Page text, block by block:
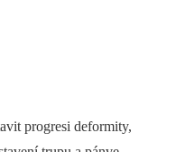
progresi deformity,